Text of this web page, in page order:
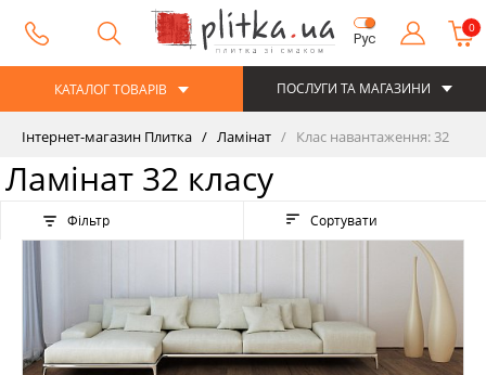
Рус
0
КАТАЛОГ ТОВАРІВ ПОСЛУГИ ТА МАГАЗИНИ
Інтернет-магазин Плитка Ламінат Клас навантаження: 32
Ламінат 32 класу
Фільтр Сортувати